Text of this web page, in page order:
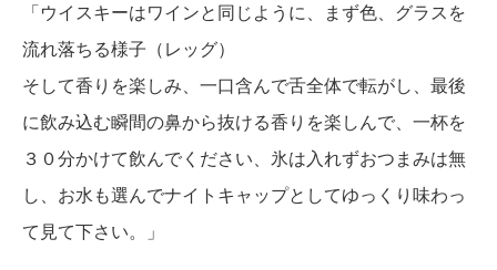
「ウイスキーはワインと同じように、まず色、グラスを
流れ落ちる様子（レッグ）
そして香りを楽しみ、一口含んで舌全体で転がし、最後
に飲み込む瞬間の鼻から抜ける香りを楽しんで、一杯を
３０分かけて飲んでください、氷は入れずおつまみは無
し、お水も選んでナイトキャップとしてゆっくり味わっ
て見て下さい。」